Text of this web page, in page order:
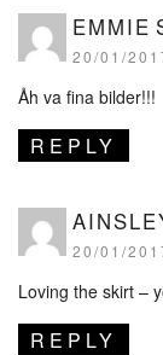
EMMIE
20/01/
Åh va fina bilder!!!
REPLY
20/01/
Loving the skirt –
REPLY